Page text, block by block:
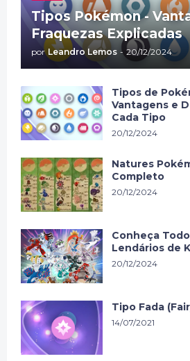
Tipos Pokémon -
Fraquezas Explicadas
por Leandro Lemos - 20/12/2024
Tipos de
Vantagens e
Cada Tipo
20/12/2024
Natures
Completo
20/12/2024
Conheça
Lendários de
20/12/2024
Tipo Fada
14/07/2021